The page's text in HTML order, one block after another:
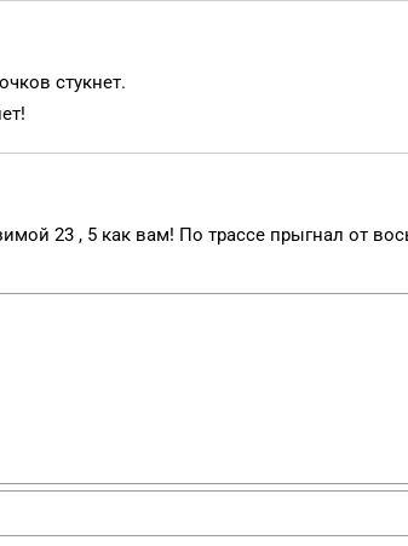
стукнет.
23 , 5 как вам! По трассе прыгнал от